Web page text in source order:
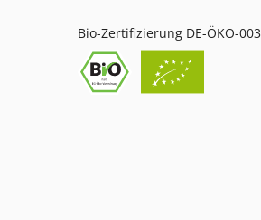
Bio-Zertifizierung DE-ÖKO-003